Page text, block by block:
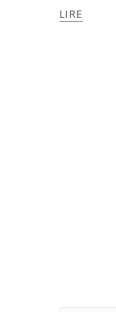
LIRE